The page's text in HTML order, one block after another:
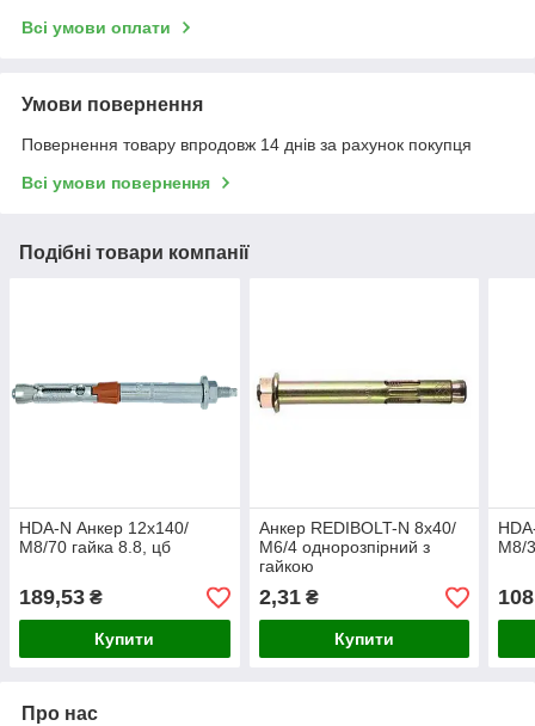
Всі умови оплати
Умови повернення
Повернення товару впродовж 14 днів за рахунок покупця
Всі умови повернення
Подібні товари компанії
HDA-N Анкер 12х140/
М8/70 гайка 8.8, цб
189,53 ₴
Купити
Анкер REDIBOLT-N 8х40/
М6/4 однорозпірний з
гайкою
2,31₴
Купити
М8/
Про нас